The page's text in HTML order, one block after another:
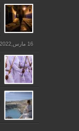
16 مارس,2022